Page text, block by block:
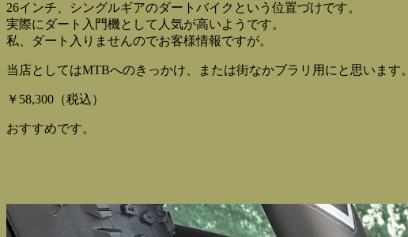
26インチ、シングルギアのダートバイクという位置づけです。
実際にダート入門機として人気が高いようです。
私、ダート入りませんのでお客様情報ですが。
当店としてはMTBへのきっかけ、または街なかブラリ用にと思います。
￥58,300（税込）
おすすめです。